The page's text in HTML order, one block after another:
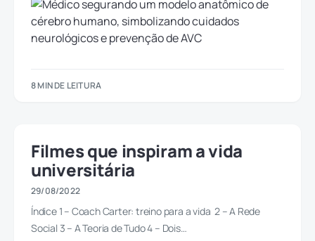
8 MIN DE LEITURA
Filmes que inspiram a vida
universitária
29/08/2022
Índice 1 – Coach Carter: treino para a vida 2 – A Rede
Social 3 – A Teoria de Tudo 4 – Dois…